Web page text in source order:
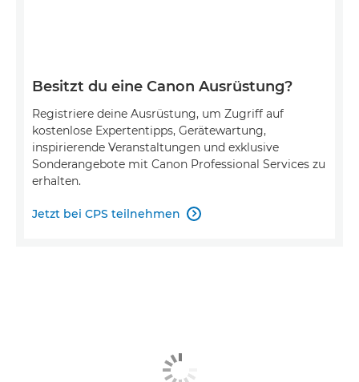
Besitzt du eine Canon Ausrüstung?
Registriere deine Ausrüstung, um Zugriff auf
kostenlose Expertentipps, Gerätewartung,
inspirierende Veranstaltungen und exklusive
Sonderangebote mit Canon Professional Services zu
erhalten.
Jetzt bei CPS teilnehmen 